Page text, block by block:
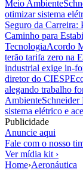
Meio Ambiente
otimizar sistema
Seguro da
Caminho para
TecnologiaAcordo
terão tarifa zero na
industrial exige in-
diretor do CIESP
alegando trabalho
Ambiente
sistema elétrico e
Publicidade
Anuncie aqui
Fale com o nosso
Ver mídia kit ›
Home›Aeronáutica